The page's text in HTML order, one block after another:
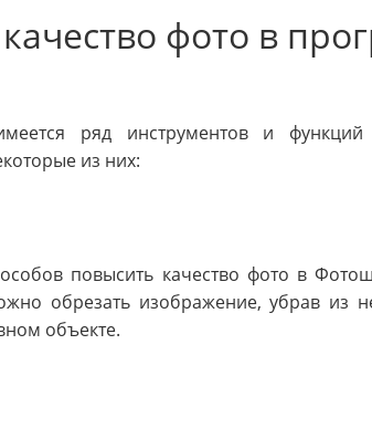
фото в
ряд инструментов и функций
из них:
повысить качество фото в
обрезать изображение, убрав из
объекте.